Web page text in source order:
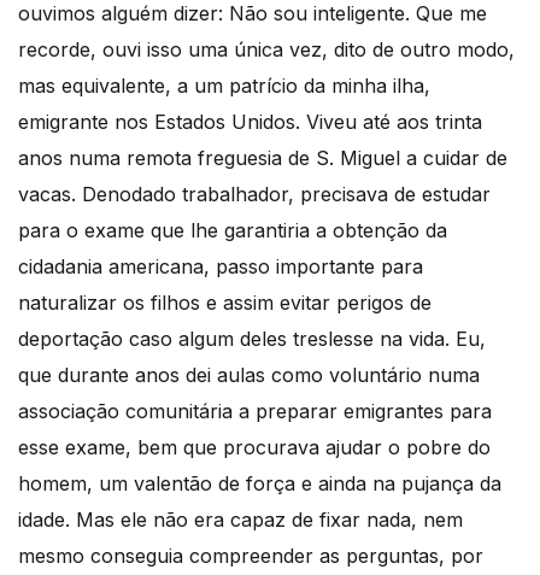
ouvimos alguém dizer: Não sou inteligente. Que me
recorde, ouvi isso uma única vez, dito de outro modo,
mas equivalente, a um patrício da minha ilha,
emigrante nos Estados Unidos. Viveu até aos trinta
anos numa remota freguesia de S. Miguel a cuidar de
vacas. Denodado trabalhador, precisava de estudar
para o exame que lhe garantiria a obtenção da
cidadania americana, passo importante para
naturalizar os filhos e assim evitar perigos de
deportação caso algum deles treslesse na vida. Eu,
que durante anos dei aulas como voluntário numa
associação comunitária a preparar emigrantes para
esse exame, bem que procurava ajudar o pobre do
homem, um valentão de força e ainda na pujança da
idade. Mas ele não era capaz de fixar nada, nem
mesmo conseguia compreender as perguntas, por